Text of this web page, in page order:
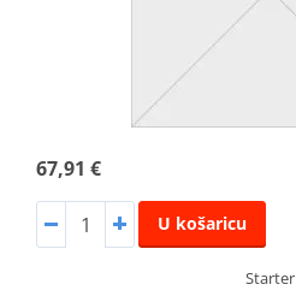
67,91 €
U košaricu
Starter